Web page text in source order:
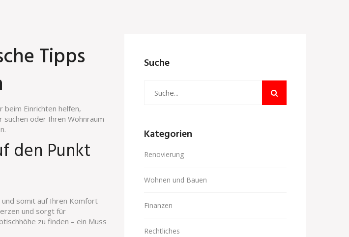
Tipps
beim Einrichten helfen,
suchen oder Ihren Wohnraum
den Punkt
und somit auf Ihren Komfort
und sorgt für
zu finden – ein Muss
Suche
Kategorien
Renovierung
Wohnen und Bauen
Finanzen
Rechtliches